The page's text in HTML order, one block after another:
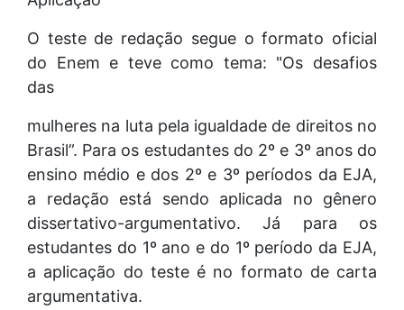
O teste de redação segue o formato oficial
do Enem e teve como tema: "Os desafios
das
mulheres na luta pela igualdade de direitos no
Brasil”. Para os estudantes do 2º e 3º anos do
ensino médio e dos 2º e 3º períodos da EJA,
a redação está sendo aplicada no gênero
dissertativo-argumentativo. Já para os
estudantes do 1º ano e do 1º período da EJA,
a aplicação do teste é no formato de carta
argumentativa.